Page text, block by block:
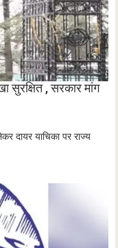
सुरक्षित , सरकार मांग
दायर याचिका पर राज्य